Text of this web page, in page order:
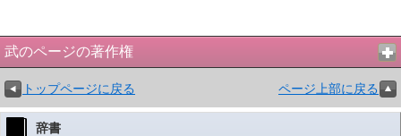
武のページの著作権
トップページに戻る ページ上部に戻る
辞書